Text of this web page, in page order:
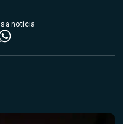
notícia